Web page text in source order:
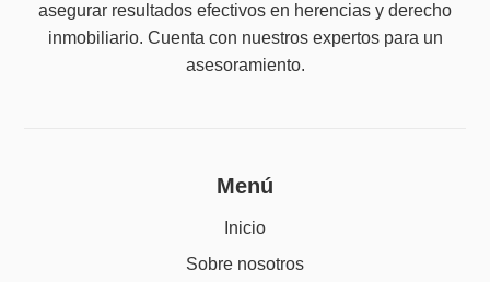
asegurar resultados efectivos en herencias y derecho
inmobiliario. Cuenta con nuestros expertos para un
asesoramiento.
Menú
Inicio
Sobre nosotros